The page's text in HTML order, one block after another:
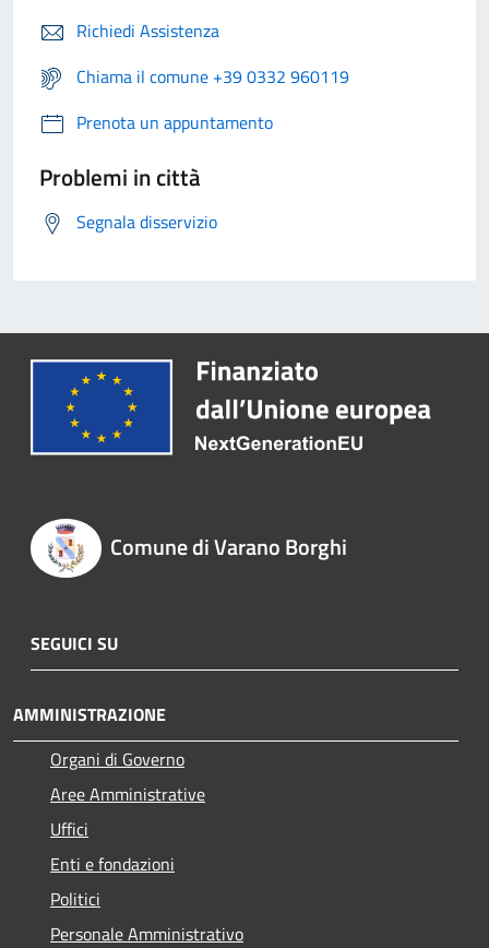
Richiedi Assistenza
Chiama il comune +39 0332 960119
Prenota un appuntamento
Problemi in città
Segnala disservizio
Comune di Varano Borghi
SEGUICI SU
AMMINISTRAZIONE
Organi di Governo
Aree Amministrative
Uffici
Enti e fondazioni
Politici
Personale Amministrativo